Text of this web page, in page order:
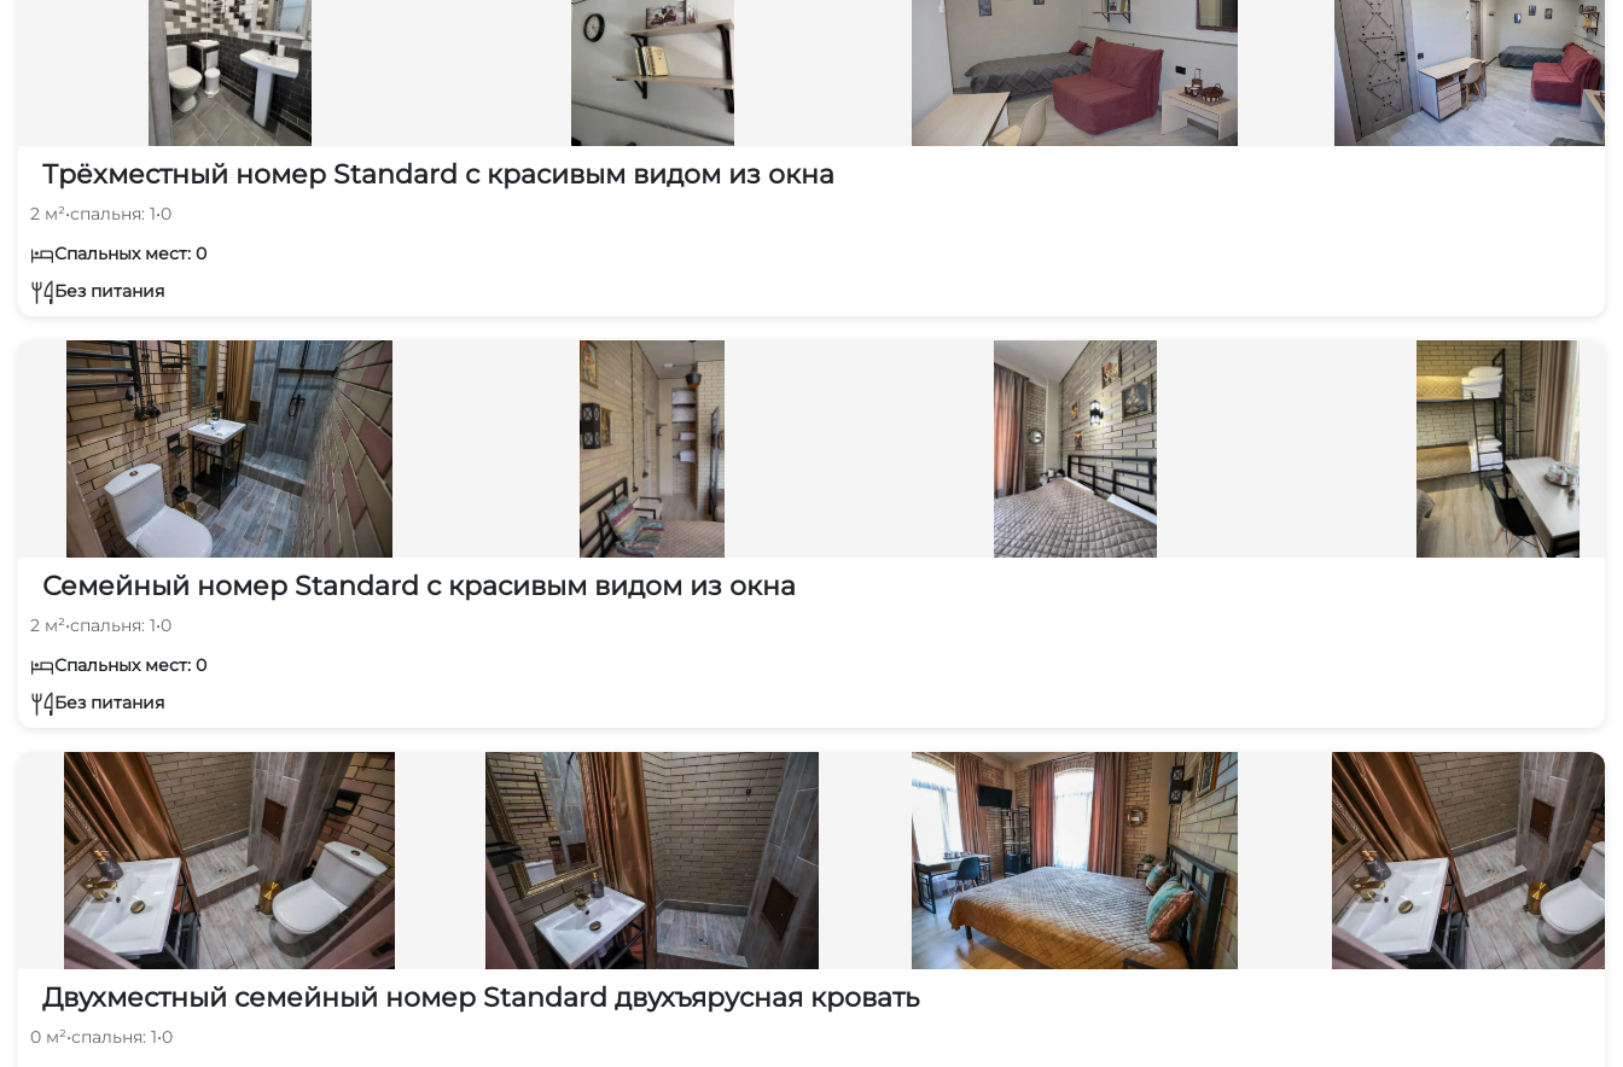
Трёхместный номер Standard с красивым видом из окна
2 м²•спальня: 1•0
Спальных мест: 0
Без питания
Семейный номер Standard с красивым видом из окна
2 м²•спальня: 1•0
Спальных мест: 0
Без питания
Двухместный семейный номер Standard двухъярусная кровать
0 м²•спальня: 1•0